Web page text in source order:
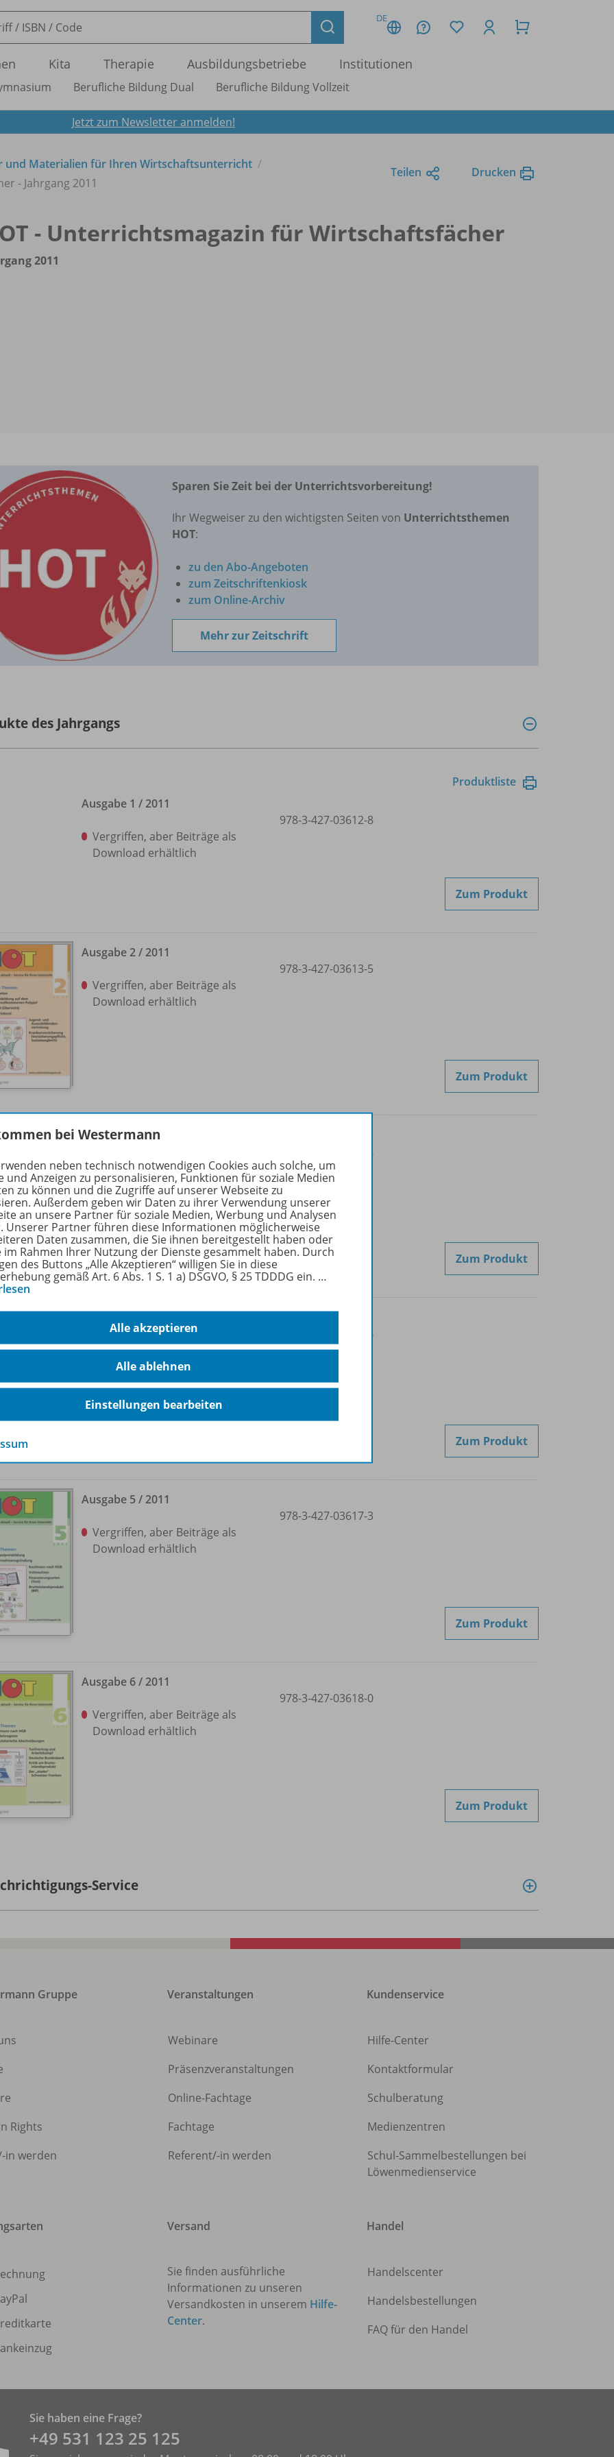
DE
Kita Therapie Ausbildungsbetriebe Institutionen
Berufliche Bildung Dual Berufliche Bildung Vollzeit
Jetzt zum Newsletter anmelden!
Materialien für Ihren Wirtschaftsunterricht
- Jahrgang 2011
Teilen Drucken
- Unterrichtsmagazin für Wirtschaftsfächer
2011
Sparen Sie Zeit bei der Unterrichtsvorbereitung!
Ihr Wegweiser zu den wichtigsten Seiten von Unterrichtsthemen
HOT:
zu den Abo-Angeboten
zum Zeitschriftenkiosk
zum Online-Archiv
Mehr zur Zeitschrift
des Jahrgangs
Produktliste
Ausgabe 1 /2011
Vergriffen, aber Beiträge als
Download erhältlich
978-3-427-03612-8
Zum Produkt
Ausgabe 2 /2011
Vergriffen, aber Beiträge als
Download erhältlich
978-3-427-03613-5
Zum Produkt
Ausgabe 3 /2011
Vergriffen, aber Beiträge als
Download erhältlich
978-3-427-03614-2
Zum Produkt
Vergriffen, aber Beiträge als
Download erhältlich
978-3-427-03616-6
Zum Produkt
Ausgabe 5 /2011
Vergriffen, aber Beiträge als
Download erhältlich
978-3-427-03617-3
Zum Produkt
Ausgabe 6 /2011
Vergriffen, aber Beiträge als
Download erhältlich
978-3-427-03618-0
Zum Produkt
Service
Gruppe
Rights
-in werden
Veranstaltungen
Webinare
Präsenzveranstaltungen
Online-Fachtage
Fachtage
Referent/-in werden
Kundenservice
Hilfe-Center
Kontaktformular
Schulberatung
Medienzentren
Schul-Sammelbestellungen bei
Löwenmedienservice
Versand
Sie finden ausführliche
Informationen zu unseren
Versandkosten in unserem Hilfe-
Center.
Handel
Handelscenter
Handelsbestellungen
FAQ für den Handel
Sie haben eine Frage?
+49 531 ­123 25 125
bei Westermann
neben technisch notwendigen Cookies auch solche, um
und Anzeigen zu personalisieren, Funktionen für soziale Medien
zu können und die Zugriffe auf unserer Webseite zu
Außerdem geben wir Daten zu ihrer Verwendung unserer
an unsere Partner für soziale Medien, Werbung und Analysen
Unserer Partner führen diese Informationen möglicherweise
Daten zusammen, die Sie ihnen bereitgestellt haben oder
im Rahmen Ihrer Nutzung der Dienste gesammelt haben. Durch
des Buttons „Alle Akzeptieren“ willigen Sie in diese
gemäß Art. 6 Abs. 1 S. 1 a) DSGVO, § 25 TDDDG ein. …
Alle akzeptieren
Alle ablehnen
Einstellungen bearbeiten